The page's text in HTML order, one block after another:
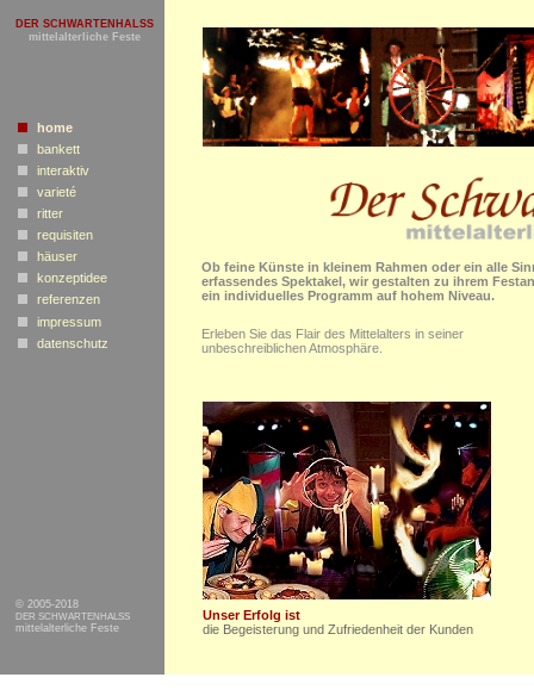
Erleben Sie das Flair des Mittelalters in seiner
unbeschreiblichen Atmosphäre.
DER SCHWARTENHALSS
mittelalterliche Feste
© 2005-2018
DER SCHWARTENHALSS
mittelalterliche Feste
Unser Erfolg ist
die Begeisterung und Zufriedenheit der Kunden
Ob feine Künste in kleinem Rahmen oder ein alle
erfassendes Spektakel, wir gestalten zu ihrem
ein individuelles Programm auf hohem Niveau.
home
bankett
interaktiv
varieté
ritter
requisiten
häuser
konzeptidee
referenzen
impressum
datenschutz